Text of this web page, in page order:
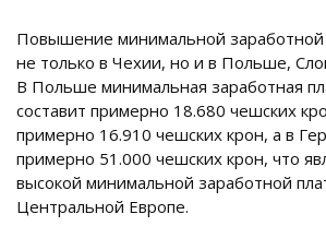
Повышение минимальной
не только в Чехии, но и в Польше,
В Польше минимальная заработная
составит примерно 18.680 чешских
примерно 16.910 чешских крон, а в
примерно 51.000 чешских крон, что
высокой минимальной заработной
Центральной Европе.